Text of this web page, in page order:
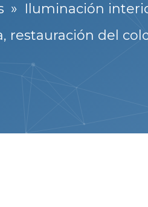
» Iluminación
restauración del